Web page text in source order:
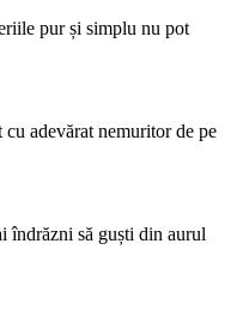
pur și simplu nu pot
adevărat nemuritor de pe
îndrăzni să guști din aurul